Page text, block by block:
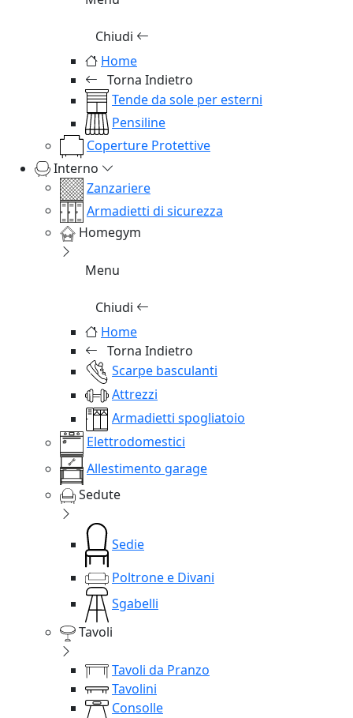
Chiudi
Home
Torna Indietro
Tende da sole per esterni
Pensiline
Coperture Protettive
Interno
Zanzariere
Armadietti di sicurezza
Homegym
Menu
Chiudi
Home
Torna Indietro
Scarpe basculanti
Attrezzi
Armadietti spogliatoio
Elettrodomestici
Allestimento garage
Sedute
Sedie
Poltrone e Divani
Sgabelli
Tavoli
Tavoli da Pranzo
Tavolini
Consolle